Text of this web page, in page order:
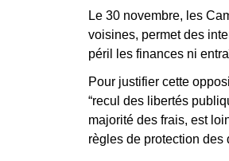
Le 30 novembre, les
voisines, permet des
péril les finances ni
Pour justifier cette
“recul des libertés
majorité des frais, est
règles de protection des